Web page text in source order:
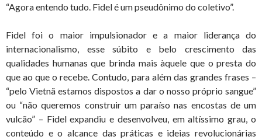
“Agora entendo tudo. Fidel é um pseudônimo do coletivo”.
Fidel foi o maior impulsionador e a maior liderança do
internacionalismo, esse súbito e belo crescimento das
qualidades humanas que brinda mais àquele que o presta do
que ao que o recebe. Contudo, para além das grandes frases –
“pelo Vietnã estamos dispostos a dar o nosso próprio sangue”
ou “não queremos construir um paraíso nas encostas de um
vulcão” – Fidel expandiu e desenvolveu, em altíssimo grau, o
conteúdo e o alcance das práticas e ideias revolucionárias